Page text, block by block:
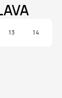
13 14